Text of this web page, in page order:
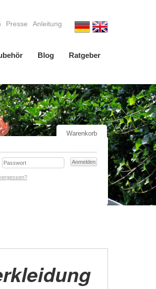
Blog Ratgeber
Presse Anleitung
Warenkorb